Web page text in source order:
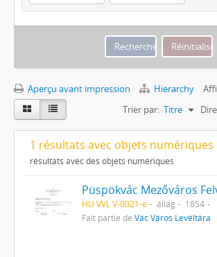
Aperçu avant impression Hierarchy
Trier par: Titre
1 résultats avec objets numériques
résultats avec des objets numériques
HU VVL V-0021-e állag
1854
Fait partie de Vác Város Levéltára